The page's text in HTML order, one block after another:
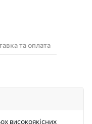
та оплата
високоякісних